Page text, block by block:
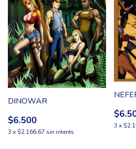
DINOWAR
$6.500
3 x $2.166,67 sin interés
3 x